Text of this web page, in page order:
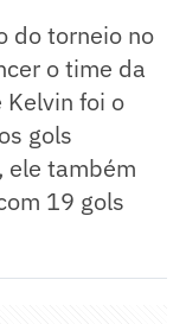
do torneio no
o time da
Kelvin foi o
gols
ele também
19 gols